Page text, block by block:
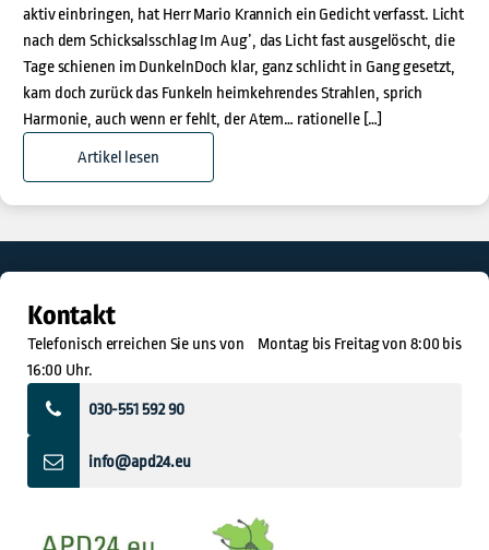
aktiv einbringen, hat Herr Mario Krannich ein Gedicht verfasst. Licht
nach dem Schicksalsschlag Im Aug’, das Licht fast ausgelöscht, die
Tage schienen im DunkelnDoch klar, ganz schlicht in Gang gesetzt,
kam doch zurück das Funkeln heimkehrendes Strahlen, sprich
Harmonie, auch wenn er fehlt, der Atem… rationelle […]
Artikel lesen
Kontakt
Telefonisch erreichen Sie uns von Montag bis Freitag von 8:00 bis
16:00 Uhr.
030-551 592 90
info@apd24.eu